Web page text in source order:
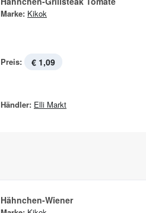
Marke: Kikok
Preis: € 1,09
Händler: Elli Markt
Hähnchen-Wiener